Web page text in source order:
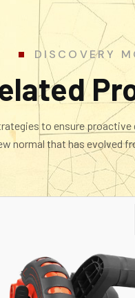
DISCOVERY
to ensure
normal that has evolved